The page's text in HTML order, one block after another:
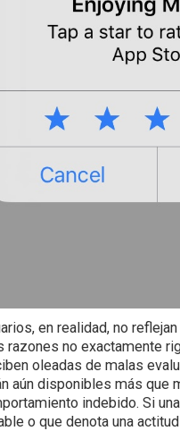
en realidad, no
razones no exactamente
oleadas de malas
aún disponibles más que
indebido. Si una
o que denota una